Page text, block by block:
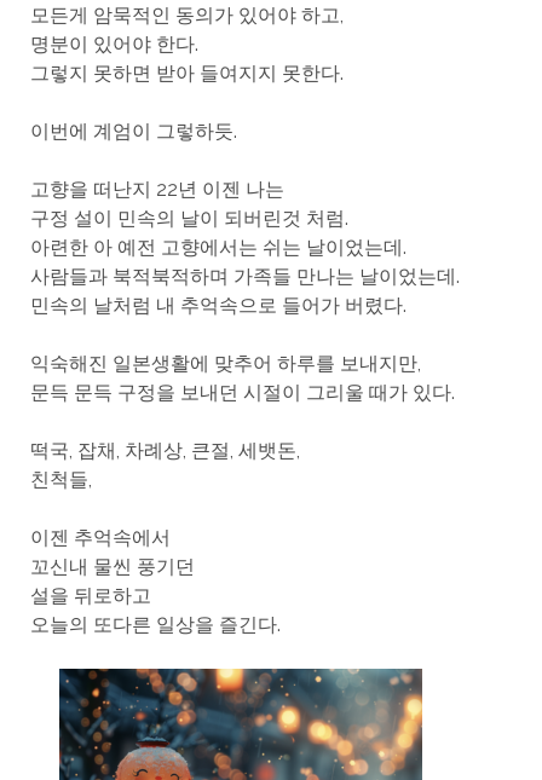
모든게 암묵적인 동의가 있어야 하고,
명분이 있어야 한다.
그렇지 못하면 받아 들여지지 못한다.
이번에 계엄이 그렇하듯.
고향을 떠난지 22년 이젠 나는
구정 설이 민속의 날이 되버린것 처럼.
아련한 아 예전 고향에서는 쉬는 날이었는데.
사람들과 북적북적하며 가족들 만나는 날이었는데.
민속의 날처럼 내 추억속으로 들어가 버렸다.
익숙해진 일본생활에 맞추어 하루를 보내지만,
문득 문득 구정을 보내던 시절이 그리울 때가 있다.
떡국, 잡채, 차례상, 큰절, 세뱃돈,
친척들,
이젠 추억속에서
꼬신내 물씬 풍기던
설을 뒤로하고
오늘의 또다른 일상을 즐긴다.